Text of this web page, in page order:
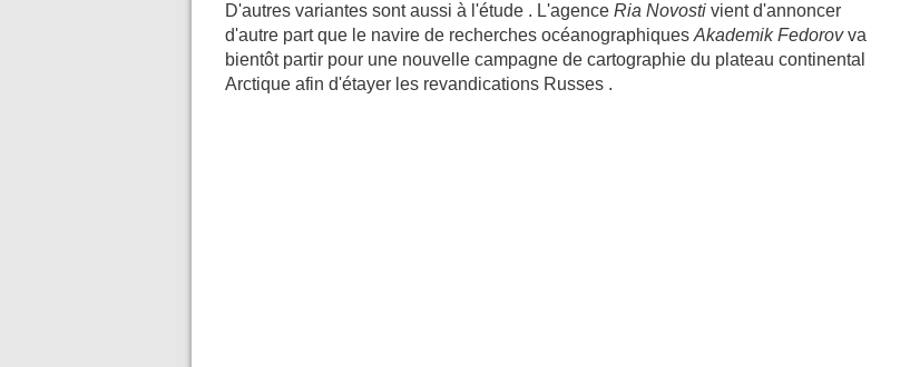
D'autres variantes sont aussi à l'étude . L'agence Ria Novosti vient d'annoncer
d'autre part que le navire de recherches océanographiques Akademik Fedorovva
bientôt partir pour une nouvelle campagne de cartographie du plateau continental
Arctique afin d'étayer les revandications Russes .